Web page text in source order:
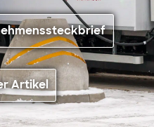
Artikel